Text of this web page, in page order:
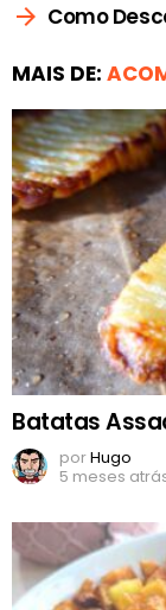
Como
MAIS DE:
Batatas
porHugo
5 meses